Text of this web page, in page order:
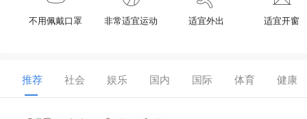
不用佩戴口罩 非常适宜运动 适宜外出 适宜开窗
推荐 社会 娱乐 国内 国际 体育 健康